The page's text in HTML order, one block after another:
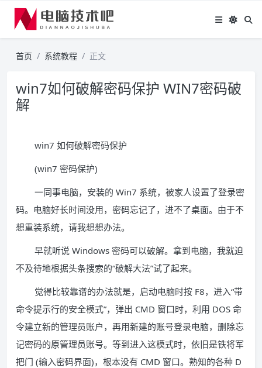
首页 系统教程 正文
win7如何破解密码保护 WIN7密码破
解
win7 如何破解密码保护
(win7 密码保护)
一同事电脑，安装的 Win7 系统，被家人设置了登录密
码。电脑好长时间没用，密码忘记了，进不了桌面。由于不
想重装系统，请我想想办法。
早就听说 Windows 密码可以破解。拿到电脑，我就迫
不及待地根据头条搜索的“破解大法”试了起来。
觉得比较靠谱的办法就是，启动电脑时按 F8，进入“带
命令提示行的安全模式”，弹出 CMD 窗口时，利用 DOS 命
令建立新的管理员账户，再用新建的账号登录电脑，删除忘
记密码的原管理员账号。等到进入这模式时，依旧是铁将军
把门 (输入密码界面)，根本没有 CMD 窗口。熟知的各种 D